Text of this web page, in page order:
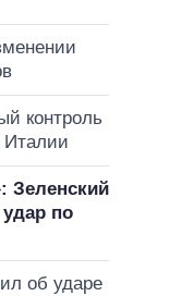
контроль
Италии
Зеленский
по
об ударе